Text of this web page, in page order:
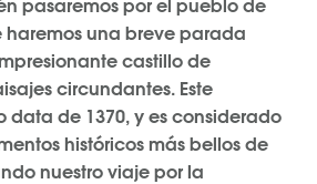
haremos una breve parada
castillo de
circundantes. Este
data de 1370, y es considerado
históricos más bellos de
nuestro viaje por la